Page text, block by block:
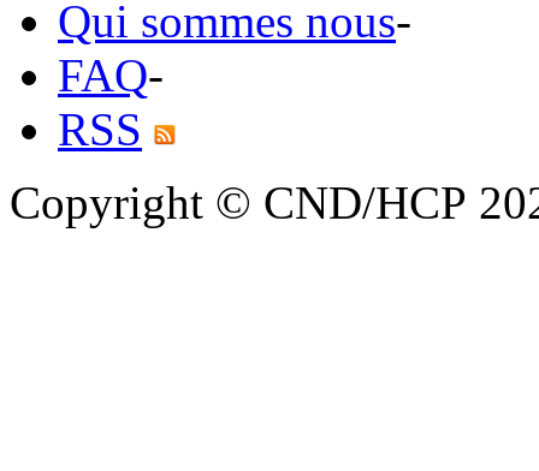
Qui sommes nous-
FAQ-
RSS
Copyright © CND/HCP